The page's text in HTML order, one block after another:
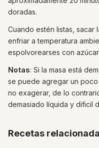
doradas.
Cuando estén listas, sacar
enfriar a temperatura
espolvorearses con
Notas: Si la masa está
se puede agregar un
no exagerar, de lo
demasiado líquida y dificil
Recetas